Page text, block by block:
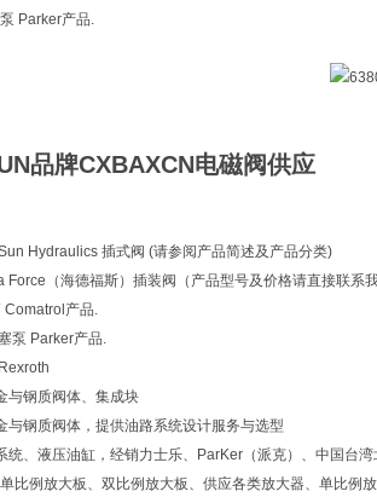
Parker产品.
品牌CXBAXCN电磁阀供应
Hydraulics 插式阀 (请参阅产品简述及产品分类)
Force（海德福斯）插装阀（产品型号及价格请直接联系我
Comatrol产品.
泵 Parker产品.
与钢质阀体、集成块
与钢质阀体，提供油路系统设计服务与选型
统、液压油缸，经销力士乐、ParKer（派克）、中国台湾
比例放大板、双比例放大板、供应各类放大器、单比例